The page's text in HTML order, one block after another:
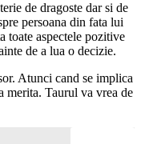
de dragoste dar si de
persoana din fata lui
toate aspectele pozitive
de a lua o decizie.
Atunci cand se implica
merita. Taurul va vrea de